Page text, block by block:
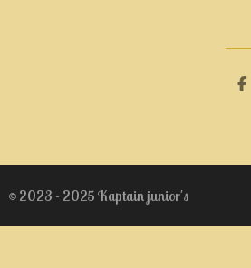
D
© 2023 - 2025 Kaptain junior's